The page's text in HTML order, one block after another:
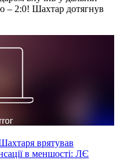
– 2:0! Шахтар дотягнув
врятував
в меншості: ЛЄ